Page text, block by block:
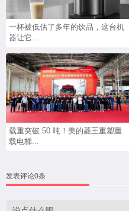
一杯被低估了多年的饮品，这台机
器让它...
载重突破 50 吨！美的菱王重塑重
载电梯...
发表评论0条